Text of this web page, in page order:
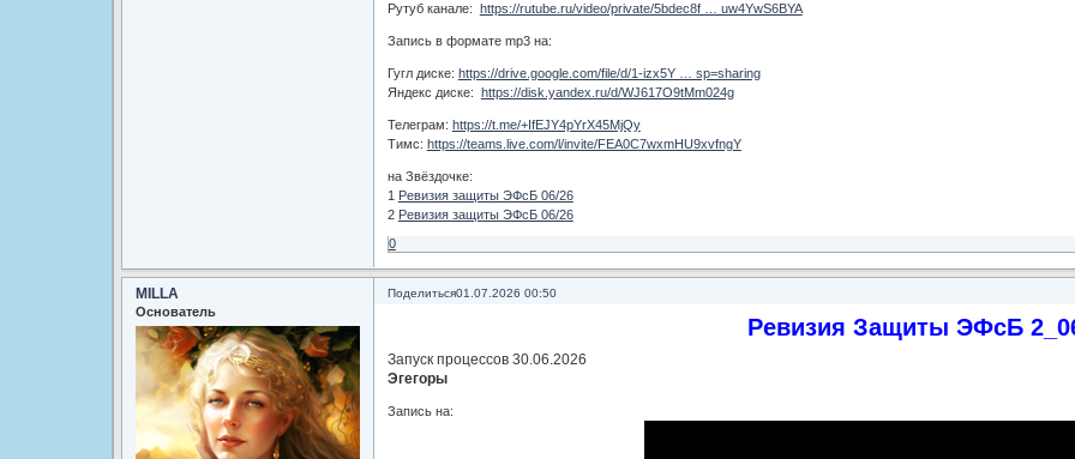
Рутуб канале: https://rutube.ru/video/private/5bdec8f … uw4YwS6BYA
Запись в формате mp3 на:
Гугл диске: https://drive.google.com/file/d/1-izx5Y … sp=sharing
Яндекс диске: https://disk.yandex.ru/d/WJ617O9tMm024g
Телеграм: https://t.me/+IfEJY4pYrX45MjQy
Тимс: https://teams.live.com/l/invite/FEA0C7wxmHU9xvfngY
на Звёздочке:
1 Ревизия защиты ЭФсБ 06/26
2 Ревизия защиты ЭФсБ 06/26
0
Поделиться01.07.2026 00:50
MILLA
Основатель
Ревизия Защиты ЭФсБ
Запуск процессов 30.06.2026
Эгегоры
Запись на: